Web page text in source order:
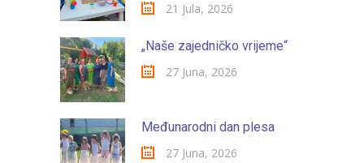
-- Edukacije zaposlenika
Za roditelje
-- Jelovnik za djecu
-- Obrasci i zahtjevi
-- Obavještenja za roditelje
21 Jula, 2026
„Naše zajedničko vrijeme“
27 Juna, 2026
Međunarodni dan plesa
27 Juna, 2026